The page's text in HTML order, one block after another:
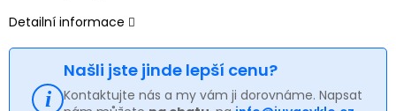
Detailní informace
Našli jste jinde lepší cenu?
Kontaktujte nás a my vám ji dorovnáme. Napsat